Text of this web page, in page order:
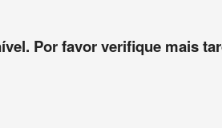
Por favor verifique mais